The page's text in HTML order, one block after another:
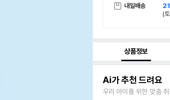
내일배송
(
상품정보
Ai가 추천 드려요
우리 아이를 위한 맞춤